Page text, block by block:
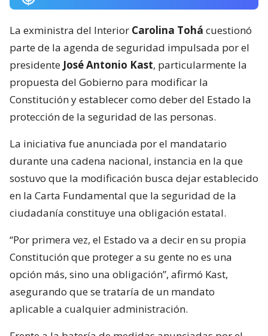
La exministra del Interior Carolina Tohá cuestionó
parte de la agenda de seguridad impulsada por el
presidente José Antonio Kast, particularmente la
propuesta del Gobierno para modificar la
Constitución y establecer como deber del Estado la
protección de la seguridad de las personas.
La iniciativa fue anunciada por el mandatario
durante una cadena nacional, instancia en la que
sostuvo que la modificación busca dejar establecido
en la Carta Fundamental que la seguridad de la
ciudadanía constituye una obligación estatal.
“Por primera vez, el Estado va a decir en su propia
Constitución que proteger a su gente no es una
opción más, sino una obligación”, afirmó Kast,
asegurando que se trataría de un mandato
aplicable a cualquier administración.